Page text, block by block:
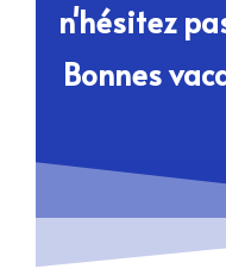
n'hésitez
Bonnes